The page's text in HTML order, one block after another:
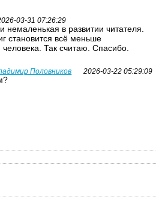
03-31 07:26:29
немаленькая в развитии читателя.
становится всё меньше
Так считаю. Спасибо.
Половников 2026-03-22 05:29:09